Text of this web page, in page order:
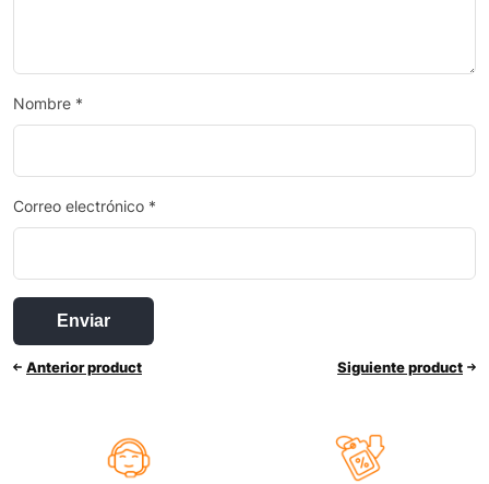
Nombre *
Correo electrónico *
Anterior product Siguiente product